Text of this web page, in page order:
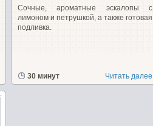
Сочные, ароматные эскалопы с
лимоном и петрушкой, а также готовая
подливка.
30 минут Читать далее